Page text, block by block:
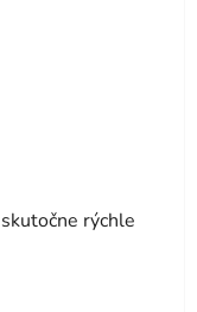
rýchle